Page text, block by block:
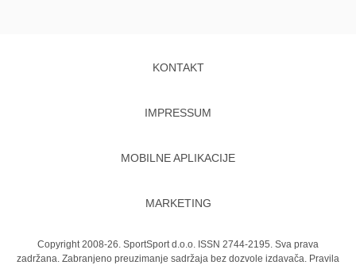
KONTAKT
IMPRESSUM
MOBILNE APLIKACIJE
MARKETING
Copyright 2008-26. SportSport d.o.o. ISSN 2744-2195. Sva prava
zadržana. Zabranjeno preuzimanje sadržaja bez dozvole izdavača. Pravila